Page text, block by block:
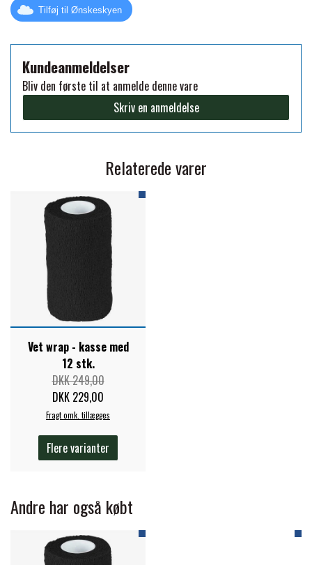
PREMIER EQUINE GROOMING & STALD
PREMIER EQUINE RYTTER
LIKIT
MUSTAD
NAF
PHARMACARE
PREMIER EQUINE
STAR TACK
WAHLSTEN
Tilføj til Ønskeskyen
Kundeanmeldelser
Bliv den første til at anmelde denne vare
Skriv en anmeldelse
Relaterede varer
Vet wrap - kasse med
12 stk.
DKK 249,00
DKK 229,00
Fragt omk. tillægges
Flere varianter
Andre har også købt